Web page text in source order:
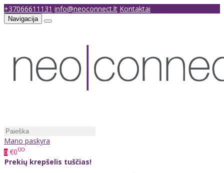
+37066611131 info@neoconnect.lt Kontaktai
Navigacija
Mano paskyra
0 €000
Prekių krepšelis tuščias!